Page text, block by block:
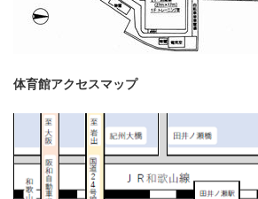
体育館アクセスマップ